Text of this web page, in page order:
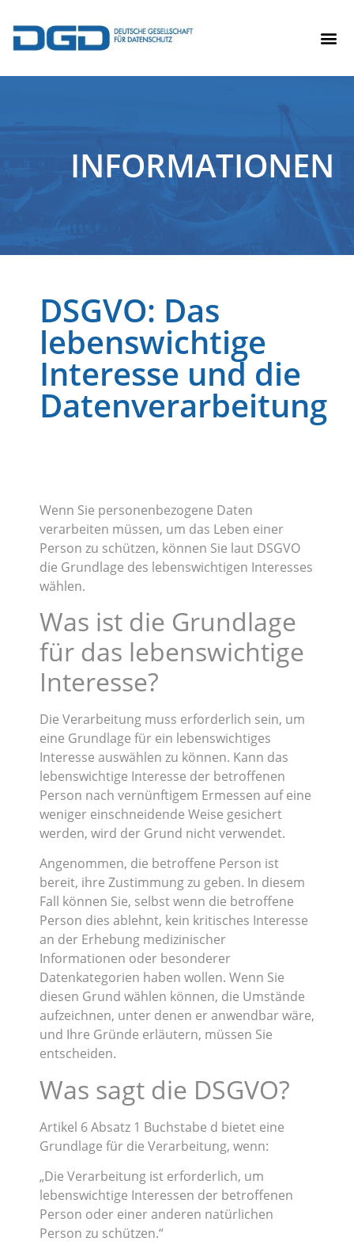
INFORMATIONEN
DSGVO: Das
lebenswichtige
Interesse und die
Datenverarbeitung
Wenn Sie personenbezogene Daten
verarbeiten müssen, um das Leben einer
Person zu schützen, können Sie laut DSGVO
die Grundlage des lebenswichtigen Interesses
wählen.
Was ist die Grundlage
für das lebenswichtige
Interesse?
Die Verarbeitung muss erforderlich sein, um
eine Grundlage für ein lebenswichtiges
Interesse auswählen zu können. Kann das
lebenswichtige Interesse der betroffenen
Person nach vernünftigem Ermessen auf eine
weniger einschneidende Weise gesichert
werden, wird der Grund nicht verwendet.
Angenommen, die betroffene Person ist
bereit, ihre Zustimmung zu geben. In diesem
Fall können Sie, selbst wenn die betroffene
Person dies ablehnt, kein kritisches Interesse
an der Erhebung medizinischer
Informationen oder besonderer
Datenkategorien haben wollen. Wenn Sie
diesen Grund wählen können, die Umstände
aufzeichnen, unter denen er anwendbar wäre,
und Ihre Gründe erläutern, müssen Sie
entscheiden.
Was sagt die DSGVO?
Artikel 6 Absatz 1 Buchstabe d bietet eine
Grundlage für die Verarbeitung, wenn:
„Die Verarbeitung ist erforderlich, um
lebenswichtige Interessen der betroffenen
Person oder einer anderen natürlichen
Person zu schützen.“